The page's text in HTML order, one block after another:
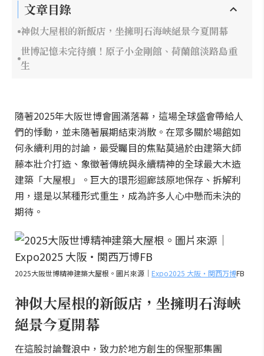
文章目錄
神似大屋根的新飯店，坐擁明石海峽絕景今夏開幕
世博記憶未完待續！原子小金剛館、荷蘭館淡路島重
生
隨著2025年大阪世博會圓滿落幕，這場全球盛會帶給人
們的悸動，並未隨著展期結束消散。在眾多關於場館如
何永續利用的討論，最受矚目的焦點莫過於由建築大師
藤本壯介打造、象徵著傳統與永續精神的全球最大木造
建築「大屋根」。巨大的環形迴廊該原地保存、拆解利
用，還是以某種形式重生，成為許多人心中懸而未決的
期待。
2025大阪世博精神建築大屋根。圖片來源｜ Expo2025 大阪・関西万博FB
神似大屋根的新飯店，坐擁明石海峽
絕景今夏開幕
在這股討論聲浪中，致力於地方創生的保聖那集團